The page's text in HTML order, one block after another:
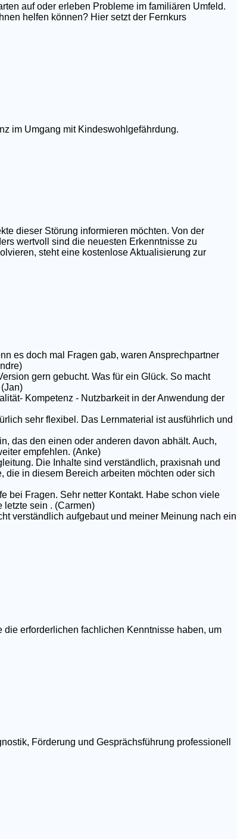
auf oder erleben Probleme im familiären Umfeld.
helfen können? Hier setzt der Fernkurs
im Umgang mit Kindeswohlgefährdung.
dieser Störung informieren möchten. Von der
wertvoll sind die neuesten Erkenntnisse zu
steht eine kostenlose Aktualisierung zur
es doch mal Fragen gab, waren Ansprechpartner
gern gebucht. Was für ein Glück. So macht
Kompetenz - Nutzbarkeit in der Anwendung der
sehr flexibel. Das Lernmaterial ist ausführlich und
das den einen oder anderen davon abhält. Auch,
empfehlen. (Anke)
Die Inhalte sind verständlich, praxisnah und
die in diesem Bereich arbeiten möchten oder sich
bei Fragen. Sehr netter Kontakt. Habe schon viele
letzte sein . (Carmen)
verständlich aufgebaut und meiner Meinung nach ein
erforderlichen fachlichen Kenntnisse haben, um
Förderung und Gesprächsführung professionell